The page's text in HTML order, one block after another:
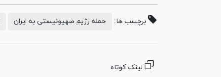
برچسب ها: حمله رژیم صهیونیستی به ایران
لینک کوتاه